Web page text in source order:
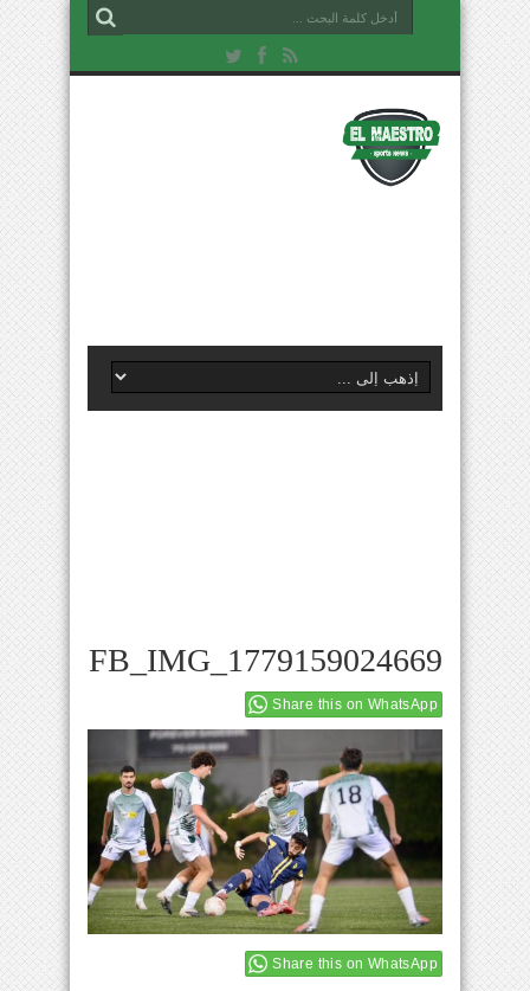
FB_IMG_1779159024669
Share this on WhatsApp
Share this on WhatsApp